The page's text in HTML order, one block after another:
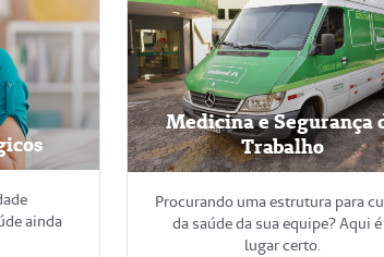
ainda
Medicina e Segurança
Trabalho
Procurando uma estrutura para
da saúde da sua equipe? Aqui
lugar certo.